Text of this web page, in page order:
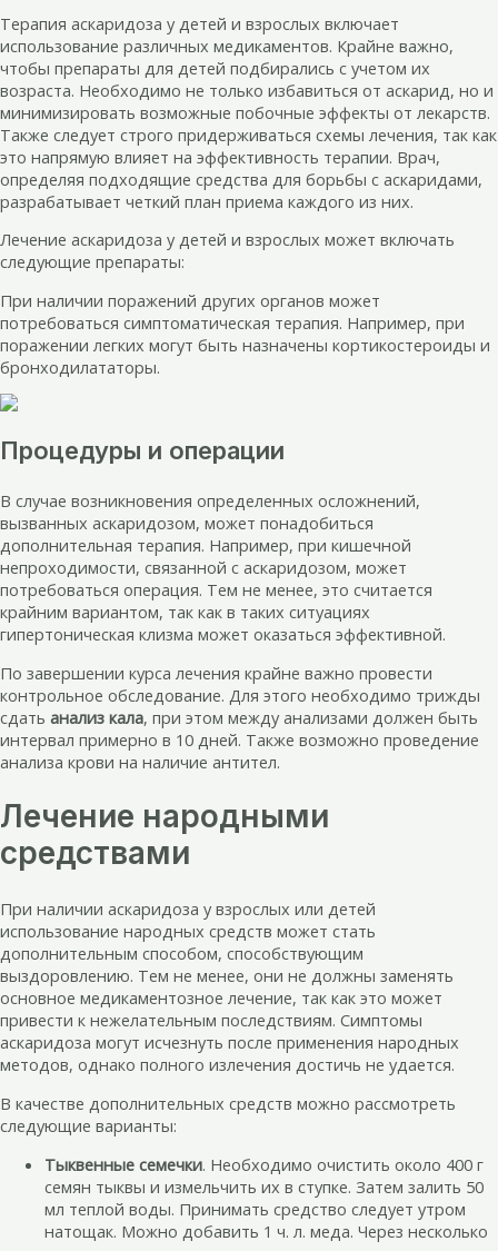
Терапия аскаридоза у детей и взрослых включает
использование различных медикаментов. Крайне важно,
чтобы препараты для детей подбирались с учетом их
возраста. Необходимо не только избавиться от аскарид, но и
минимизировать возможные побочные эффекты от лекарств.
Также следует строго придерживаться схемы лечения, так как
это напрямую влияет на эффективность терапии. Врач,
определяя подходящие средства для борьбы с аскаридами,
разрабатывает четкий план приема каждого из них.
Лечение аскаридоза у детей и взрослых может включать
следующие препараты:
При наличии поражений других органов может
потребоваться симптоматическая терапия. Например, при
поражении легких могут быть назначены кортикостероиды и
бронходилататоры.
Процедуры и операции
В случае возникновения определенных осложнений,
вызванных аскаридозом, может понадобиться
дополнительная терапия. Например, при кишечной
непроходимости, связанной с аскаридозом, может
потребоваться операция. Тем не менее, это считается
крайним вариантом, так как в таких ситуациях
гипертоническая клизма может оказаться эффективной.
По завершении курса лечения крайне важно провести
контрольное обследование. Для этого необходимо трижды
сдать анализ кала, при этом между анализами должен быть
интервал примерно в 10 дней. Также возможно проведение
анализа крови на наличие антител.
Лечение народными
средствами
При наличии аскаридоза у взрослых или детей
использование народных средств может стать
дополнительным способом, способствующим
выздоровлению. Тем не менее, они не должны заменять
основное медикаментозное лечение, так как это может
привести к нежелательным последствиям. Симптомы
аскаридоза могут исчезнуть после применения народных
методов, однако полного излечения достичь не удается.
В качестве дополнительных средств можно рассмотреть
следующие варианты:
Тыквенные семечки. Необходимо очистить около 400 г
семян тыквы и измельчить их в ступке. Затем залить 50
мл теплой воды. Принимать средство следует утром
натощак. Можно добавить 1 ч. л. меда. Через несколько